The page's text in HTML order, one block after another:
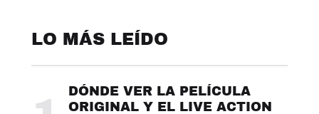
LO MÁS LEÍDO
DÓNDE VER LA PELÍCULA
ORIGINAL Y EL LIVE ACTION